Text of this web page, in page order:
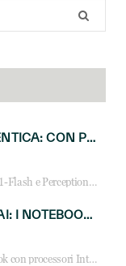
CYBERSECURITY AGENTICA: CON PERCEPTION E MAI-CYBER-1-FLASH MICROSOFT APRE NUOVI SERVIZI PER IL CANALE
Microsoft lancia MAI-Cyber-1-Flash e Perception: cybersecurity agentica in preview dal 3 novembre. Cosa cambia per MSP, system integrator e reseller.
HP ELITEBOOK CON AI: I NOTEBOOK BUSINESS INTELLIGENTI CHE TRASFORMANO PRODUTTIVITÀ, SICUREZZA E LAVORO IBRIDO
Scopri la gamma HP EliteBook con processori Intel® Core™ Ultra e AMD Ryzen™ AI. Notebook business progettati per aumentare la produttività, migliorare la collaborazione e garantire sicurezza avanzata in ufficio e in mobilità.